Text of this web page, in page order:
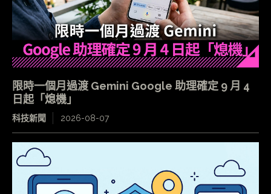
限時一個月過渡 Gemini Google 助理確定 9 月 4
日起「熄機」
科技新聞 2026-08-07